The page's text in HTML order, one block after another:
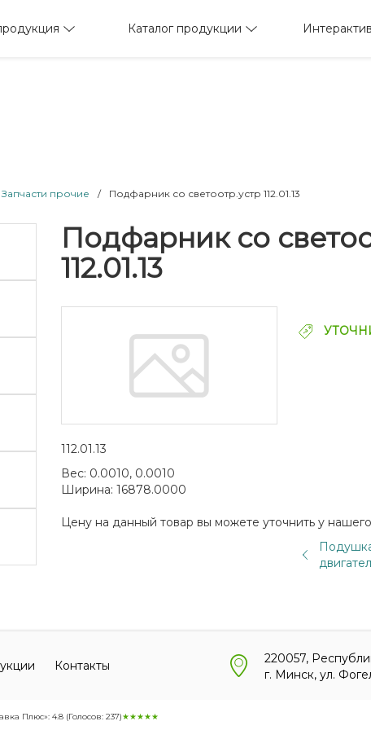
Каталог продукции
Запчасти прочие / Подфарник со светоотр.устр 112.01.13
Подфарник со
112.01.13
112.01.13
Вес: 0.0010, 0.0010
Ширина: 16878.0000
Цену на данный товар вы можете уточнить у нашего
Контакты
220057,
г. Минск, ул.
Плюс»: 4.8 (Голосов: 237)★★★★★